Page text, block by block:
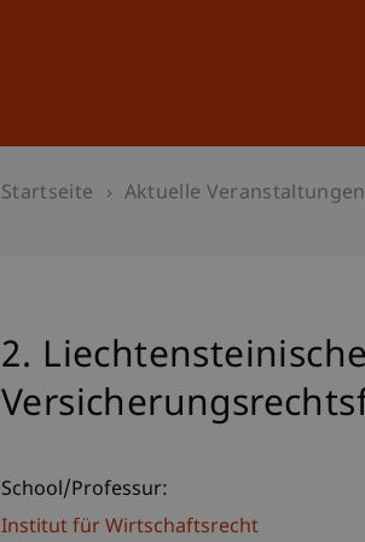
Startseite Aktuelle Veranstaltungen
2.
School/Professur:
Institut für Wirtschaftsrecht